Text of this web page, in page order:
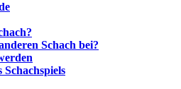
Schach bei?
Schachspiels